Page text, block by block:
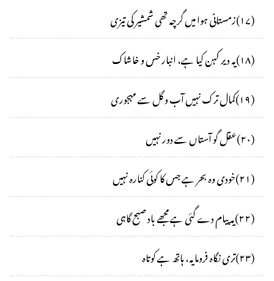
(۱۷)زمستانی ہوا میں گرچہ تھی شمشیر کی تیزی
(۱۸)یہ دیر کہن کیا ہے، انبار خس و خاشاک
(۱۹)کمال ترک نہیں آب و گل سے مہجوری
(۲۰)عقل گو آستاں سے دور نہیں
(۲۱)خودی وہ بحر ہے جس کا کوئی کنارہ نہیں
(۲۲)یہ پیام دے گئی ہے مجھے باد صبح گاہی
(۲۳)تری نگاہ فرومایہ، ہاتھ ہے کوتاہ